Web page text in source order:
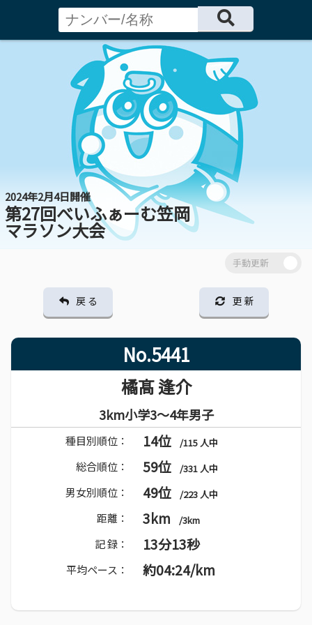
2024年2月4日開催
第27回べいふぁーむ笠岡
マラソン大会
戻 る 更 新
No.5441
橘髙 逢介
3km小学3～4年男子
種目別順位： 14位 /115 人中
総合順位： 59位 /331 人中
男女別順位： 49位 /223 人中
距離： 3km /3km
記 録： 13分13秒
平均ペース： 約04:24/km